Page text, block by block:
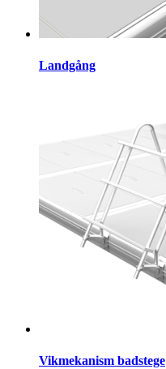
Landgång
Vikmekanism badstege